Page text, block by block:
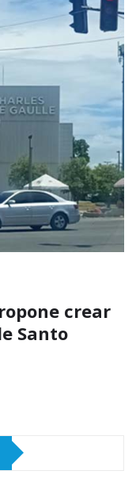
crear
Santo